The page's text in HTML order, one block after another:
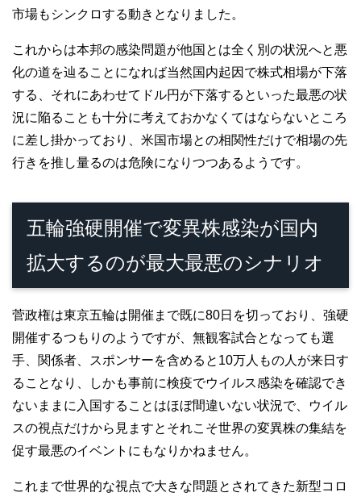
市場もシンクロする動きとなりました。
これからは本邦の感染問題が他国とは全く別の状況へと悪
化の道を辿ることになれば当然国内起因で株式相場が下落
する、それにあわせてドル円が下落するといった最悪の状
況に陥ることも十分に考えておかなくてはならないところ
に差し掛かっており、米国市場との相関性だけで相場の先
行きを推し量るのは危険になりつつあるようです。
五輪強硬開催で変異株感染が国内
拡大するのが最大最悪のシナリオ
菅政権は東京五輪は開催まで既に80日を切っており、強硬
開催するつもりのようですが、無観客試合となっても選
手、関係者、スポンサーを含めると10万人もの人が来日す
ることなり、しかも事前に検疫でウイルス感染を確認でき
ないままに入国することはほぼ間違いない状況で、ウイル
スの視点だけから見ますとそれこそ世界の変異株の集結を
促す最悪のイベントにもなりかねません。
これまで世界的な視点で大きな問題とされてきた新型コロ